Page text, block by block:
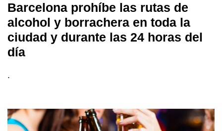
Barcelona prohíbe las rutas de
alcohol y borrachera en toda la
ciudad y durante las 24 horas del
día
.